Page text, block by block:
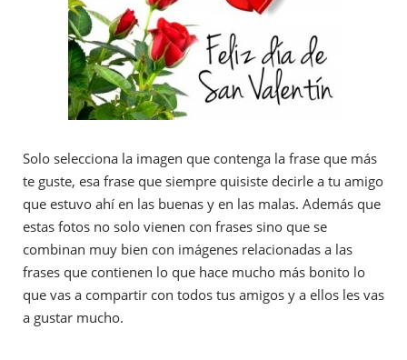
Solo selecciona la imagen que contenga la frase que más
te guste, esa frase que siempre quisiste decirle a tu amigo
que estuvo ahí en las buenas y en las malas. Además que
estas fotos no solo vienen con frases sino que se
combinan muy bien con imágenes relacionadas a las
frases que contienen lo que hace mucho más bonito lo
que vas a compartir con todos tus amigos y a ellos les vas
a gustar mucho.